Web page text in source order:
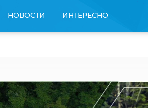
НОВОСТИ ИНТЕРЕСНО